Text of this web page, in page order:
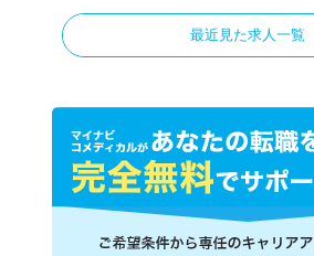
最近見た求人一覧